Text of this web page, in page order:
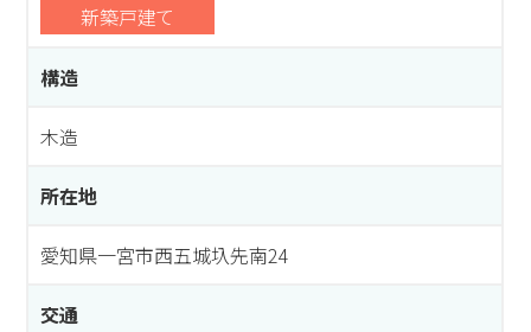
新築戸建て
構造
木造
所在地
愛知県一宮市西五城圦先南24
交通